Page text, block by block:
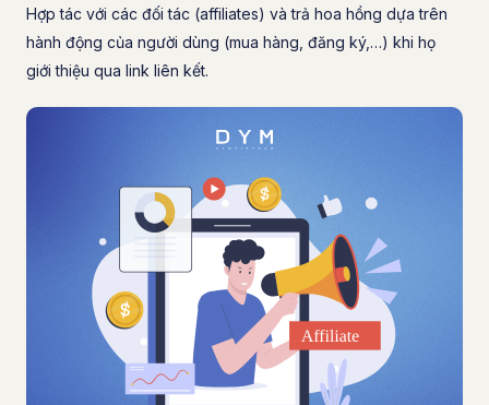
Hợp tác với các đối tác (affiliates) và trả hoa hồng dựa trên
hành động của người dùng (mua hàng, đăng ký,…) khi họ
giới thiệu qua link liên kết.